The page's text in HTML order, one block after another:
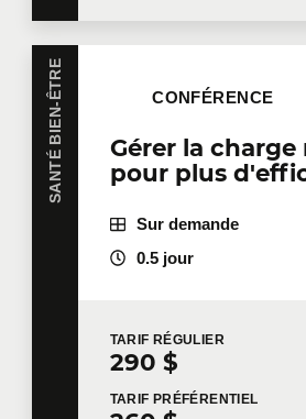
SANTÉ BIEN-ÊTRE
Gérer la charge
pour plus
CONFÉRENCE
Sur demande
0.5 jour
TARIF RÉGULIER
290 $
TARIF PRÉFÉRENTIEL